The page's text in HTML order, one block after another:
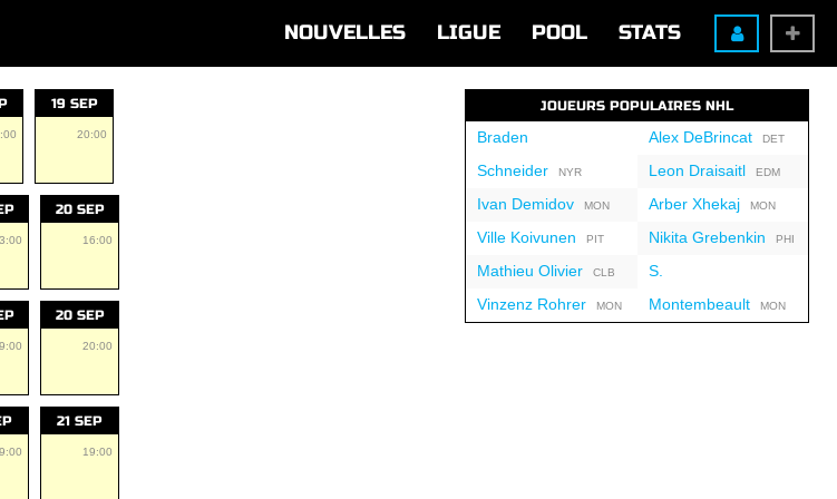
NOUVELLES LIGUE POOL STATS
19 SEP
20:00
20 SEP
16:00
20 SEP
20:00
21 SEP
19:00
JOUEURS POPULAIRES NHL
Braden
SchneiderNYR
Ivan DemidovMON
Ville Koivunen PIT
Mathieu OlivierCLB
Vinzenz RohrerMON
Alex DeBrincatDET
Leon Draisaitl EDM
Arber XhekajMON
Nikita Grebenkin PHI
S.
MontembeaultMON